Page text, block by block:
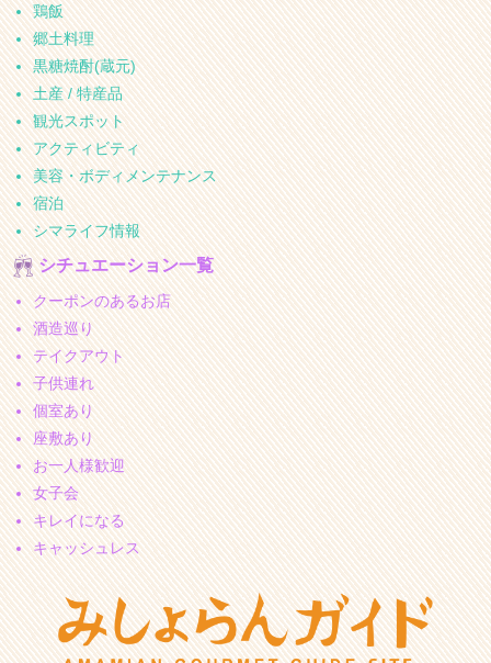
鶏飯
郷土料理
黒糖焼酎(蔵元)
土産 / 特産品
観光スポット
アクティビティ
美容・ボディメンテナンス
宿泊
シマライフ情報
シチュエーション一覧
クーポンのあるお店
酒造巡り
テイクアウト
子供連れ
個室あり
座敷あり
お一人様歓迎
女子会
キレイになる
キャッシュレス